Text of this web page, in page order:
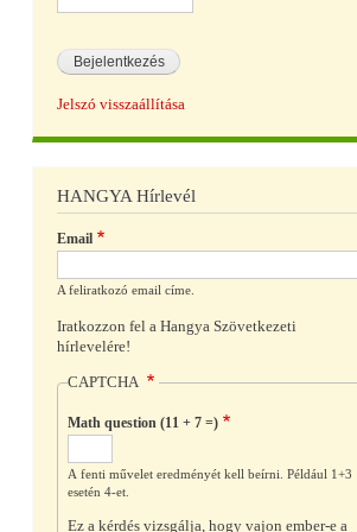
Jelszó visszaállítása
HANGYA Hírlevél
Email
A feliratkozó email címe.
Iratkozzon fel a Hangya Szövetkezeti
hírlevelére!
CAPTCHA
Math question (11 + 7 =)
A fenti művelet eredményét kell beírni. Például 1+3
esetén 4-et.
Ez a kérdés vizsgálja, hogy vajon ember-e a